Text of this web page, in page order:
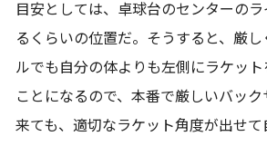
目安としては、卓球台のセンターの
るくらいの位置だ。そうすると、厳
ルでも自分の体よりも左側にラケッ
ことになるので、本番で厳しいバッ
来ても、適切なラケット角度が出せ